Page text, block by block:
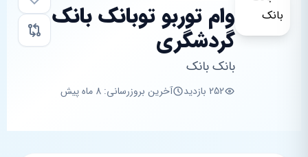
وام توربو توبانک بانک
گردشگری
بانک بانک
252 بازدید آخرین بروزرسانی: 8 ماه پیش